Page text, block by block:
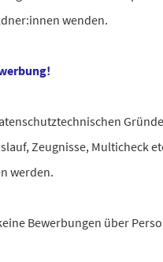
wenden.
Zeugnisse, Multicheck
werden.
Bewerbungen über